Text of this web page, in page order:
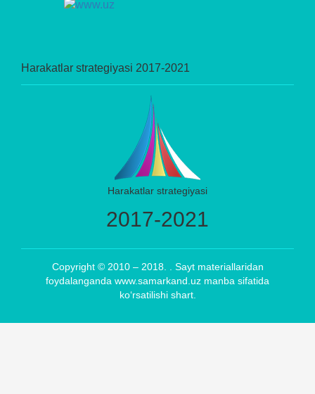
Harakatlar strategiyasi 2017-2021
Harakatlar strategiyasi
2017-2021
Copyright © 2010 – 2018. . Sayt materiallaridan
foydalanganda www.samarkand.uz manba sifatida
ko‘rsatilishi shart.